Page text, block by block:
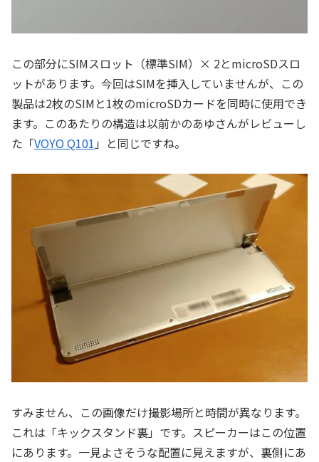
この部分にSIMスロット（標準SIM）× 2とmicroSDスロ
ットがあります。今回はSIMを挿入していませんが、この
製品は2枚のSIMと1枚のmicroSDカードを同時に使用でき
ます。このあたりの構造は以前かのあゆさんがレビューし
た「VOYO Q101 」と同じですね。
すみません、この画像だけ撮影場所と時間が異なります。
これは「キックスタンド裏」です。スピーカーはこの位置
にあります。一見よさそうな配置に見えますが、裏側にあ